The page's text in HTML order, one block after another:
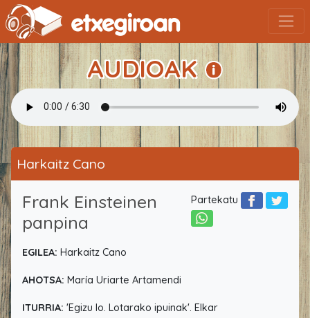
AUDIOAK
Harkaitz Cano
Partekatu
Frank Einsteinen
panpina
EGILEA: Harkaitz Cano
AHOTSA: María Uriarte Artamendi
ITURRIA: 'Egizu lo. Lotarako ipuinak'. Elkar